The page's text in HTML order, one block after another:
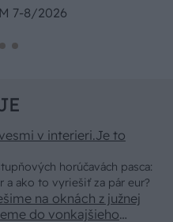
7-8/2026
horúčavách pasca:
a ako to vyriešiť za pár eur?
v interieri.Je to
na oknách z južnej
do vonkajšieho